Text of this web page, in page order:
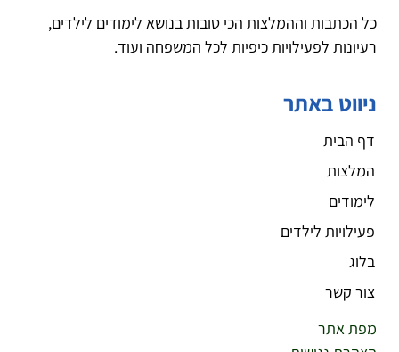
כל הכתבות וההמלצות הכי טובות בנושא לימודים לילדים,
רעיונות לפעילויות כיפיות לכל המשפחה ועוד.
ניווט באתר
דף הבית
המלצות
לימודים
פעילויות לילדים
בלוג
צור קשר
מפת אתר